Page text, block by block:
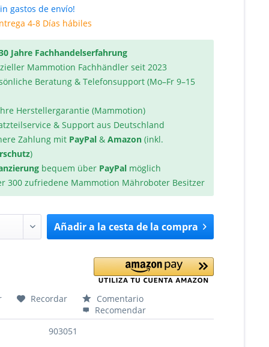
gastos de envío!
4-8 Días hábiles
Jahre Fachhandelserfahrung
Mammotion Fachhändler seit 2023
Beratung & Telefonsupport (Mo–Fr 9–15
Herstellergarantie (Mammotion)
& Support aus Deutschland
Zahlung mit PayPal&Amazon(inkl.
)
bequem über PayPal möglich
300 zufriedene Mammotion Mähroboter Besitzer
Añadir a la cesta de la compra
Recordar
Comentario
Recomendar
903051